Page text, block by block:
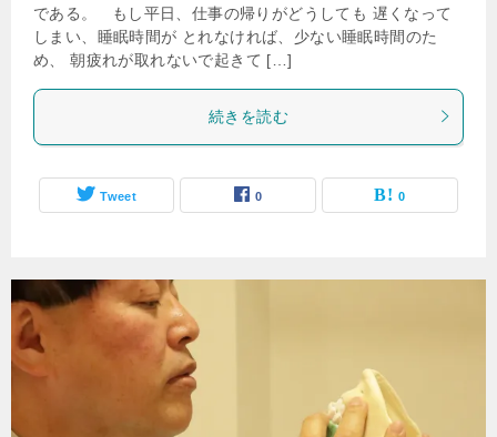
である。 もし平日、仕事の帰りがどうしても 遅くなって
しまい、睡眠時間が とれなければ、少ない睡眠時間のた
め、 朝疲れが取れないで起きて […]
続きを読む
Tweet 0 0